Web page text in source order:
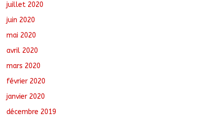
juillet 2020
juin 2020
mai 2020
avril 2020
mars 2020
février 2020
janvier 2020
décembre 2019